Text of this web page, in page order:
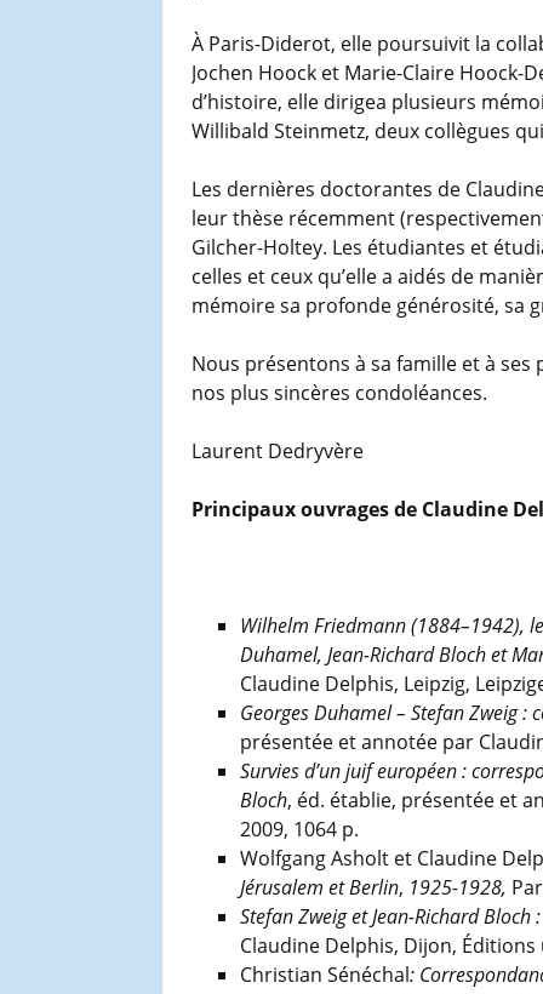
À Paris-Diderot, elle poursuivit la
Jochen Hoock et Marie-Claire
d’histoire, elle dirigea plusieurs
Willibald Steinmetz, deux collègues
Les dernières doctorantes de
leur thèse récemment
Gilcher-Holtey. Les étudiantes et
celles et ceux qu’elle a aidés de
mémoire sa profonde générosité, sa
Nous présentons à sa famille et à ses
nos plus sincères condoléances.
Laurent Dedryvère
Principaux ouvrages de Claudine
Wilhelm Friedmann (1884–1942),
Duhamel, Jean-Richard Bloch et
Claudine Delphis, Leipzig,
Georges Duhamel – Stefan Zweig :
présentée et annotée par
Survies d’un juif européen :
Bloch, éd. établie, présentée et
2009, 1064 p.
Wolfgang Asholt et Claudine
Jérusalem et Berlin, 1925-1928,
Stefan Zweig et Jean-Richard
Claudine Delphis, Dijon,
Christian Sénéchal: